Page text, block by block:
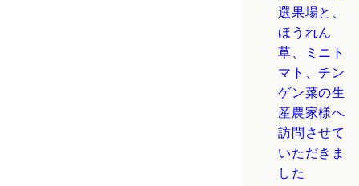
選果場と、
ほうれん
草、ミニト
マト、チン
ゲン菜の生
産農家様へ
訪問させて
いただきま
した